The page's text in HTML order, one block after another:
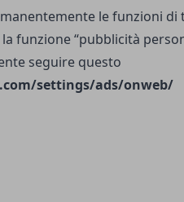
le funzioni di
funzione “pubblicità
seguire questo
settings/ads/onweb/